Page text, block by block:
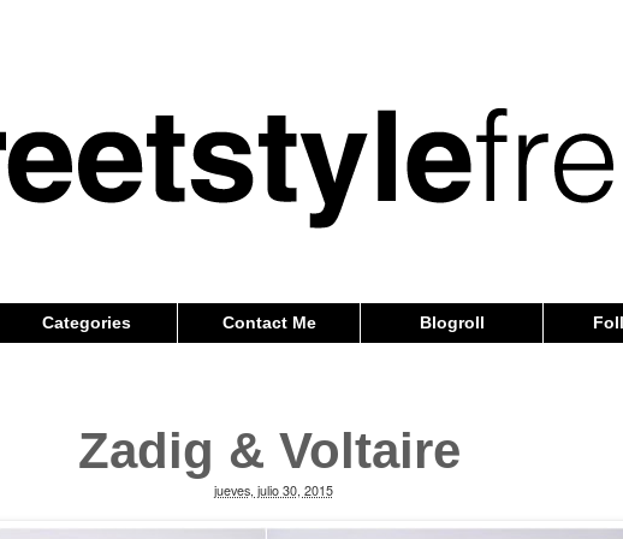
Categories Contact Me Blogroll
Zadig & Voltaire
jueves, julio 30, 2015